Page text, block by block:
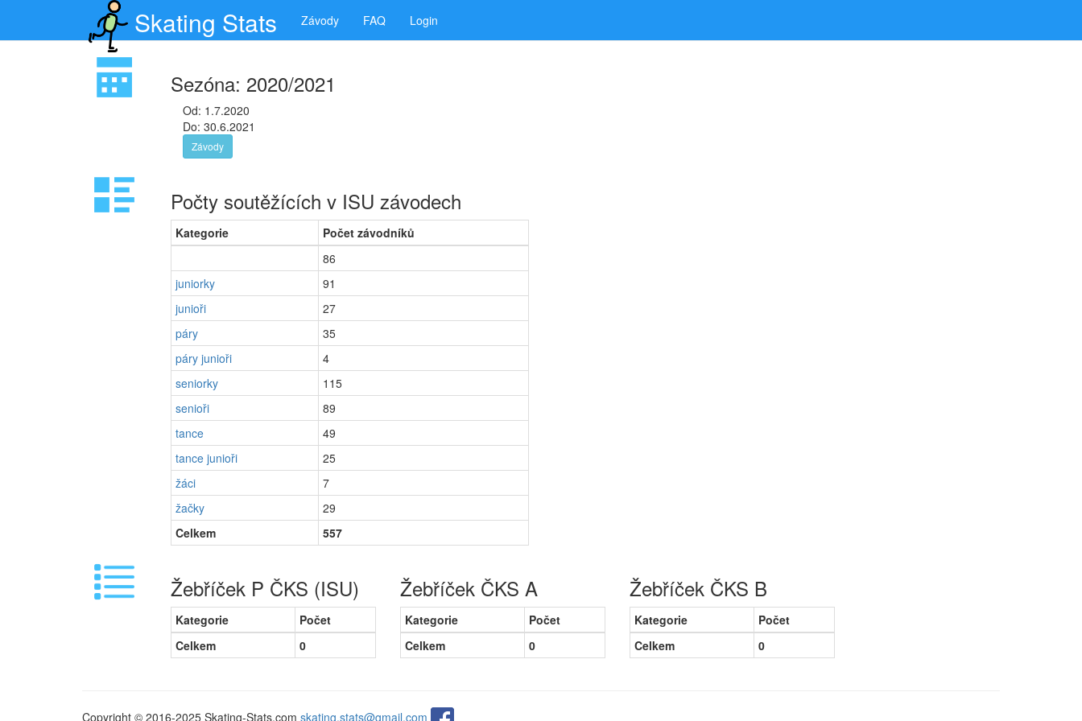
Skating Stats Závody FAQ Login
Sezóna: 2020/2021
Od: 1.7.2020
Do: 30.6.2021
Závody
Počty soutěžících v ISU závodech
Kategorie
Počet závodníků
86
juniorky
91
junioři
27
páry
35
páry junioři
4
seniorky
115
senioři
89
tance
49
tance junioři
25
žáci
7
žačky
29
Celkem
557
Žebříček P ČKS (ISU)
Kategorie
Počet
Celkem
0
Žebříček ČKS A
Kategorie
Počet
Celkem
0
Žebříček ČKS B
Kategorie
Počet
Celkem
0
Copyright © 2016-2025 Skating-Stats.com skating.stats@gmail.com